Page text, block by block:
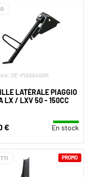
OE-PIA56466R
LATÉRALE PIAGGIO
LX / LXV 50 - 150CC
€ En stock
PROMO